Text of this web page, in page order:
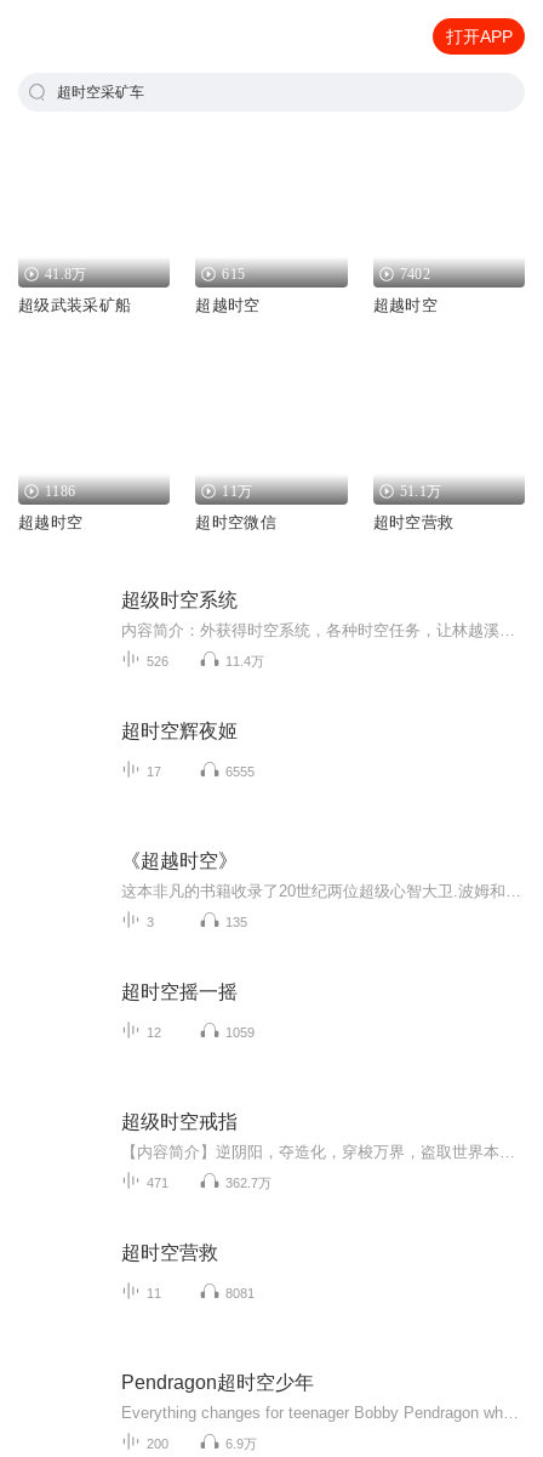
打开APP
超时空采矿车
41.8万
超级武装采矿船
615
超越时空
7402
超越时空
1186
超越时空
11万
超时空微信
51.1万
超时空营救
超级时空系统
526 11.4万
超时空辉夜姬
17 6555
《超越时空》
3 135
超时空摇一摇
12 1059
超级时空戒指
471 362.7万
超时空营救
11 8081
Pendragon超时空少年
200 6.9万